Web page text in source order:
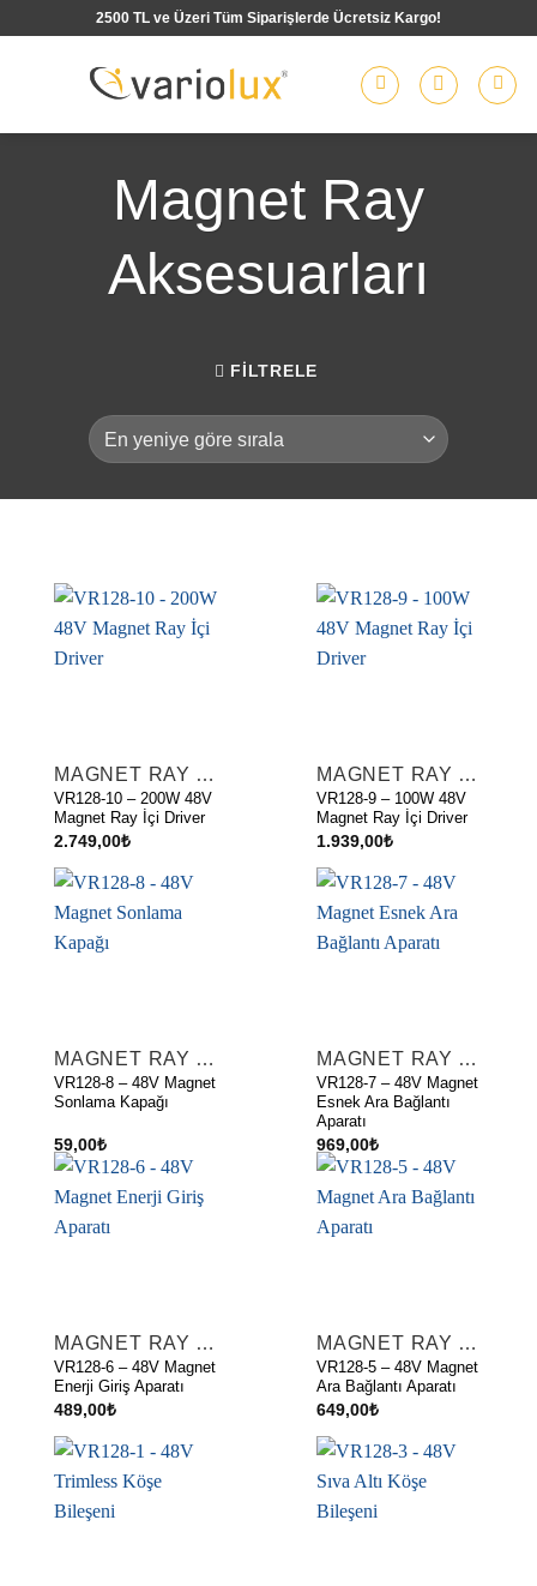
2500 TL ve Üzeri Tüm Siparişlerde Ücretsiz Kargo!
Magnet Ray
Aksesuarları
FILTRELE
MAGNET RAY AKSESUARLARI
VR128-10 – 200W 48V
Magnet Ray İçi Driver
2.749,00₺
MAGNET RAY AKSESUARLARI
VR128-9 – 100W 48V
Magnet Ray İçi Driver
1.939,00₺
MAGNET RAY AKSESUARLARI
VR128-8 – 48V Magnet
Sonlama Kapağı
59,00₺
MAGNET RAY AKSESUARLARI
VR128-7 – 48V Magnet
Esnek Ara Bağlantı
Aparatı
969,00₺
MAGNET RAY AKSESUARLARI
VR128-6 – 48V Magnet
Enerji Giriş Aparatı
489,00₺
MAGNET RAY AKSESUARLARI
VR128-5 – 48V Magnet
Ara Bağlantı Aparatı
649,00₺